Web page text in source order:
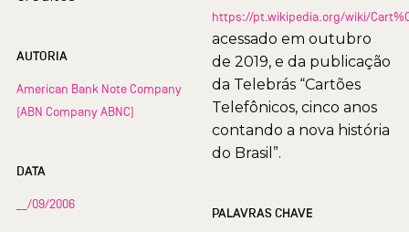
AUTORIA
American Bank Note Company
(ABN Company ABNC)
DATA
__/09/2006
https://pt.wikipedia.org/wiki/
acessado em outubro
de 2019, e da publicação
da Telebrás “Cartões
Telefônicos, cinco anos
contando a nova história
do Brasil”.
PALAVRAS CHAVE